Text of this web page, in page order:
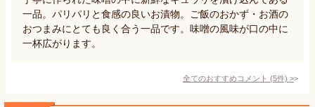
一品。パリパリと食感の良いお漬物。ご飯のおかず・お酒の
おつまみにとても良く合う一品です。味噌の風味が口の中に
一杯広がります。
全てのおすすめコメント (5件) >